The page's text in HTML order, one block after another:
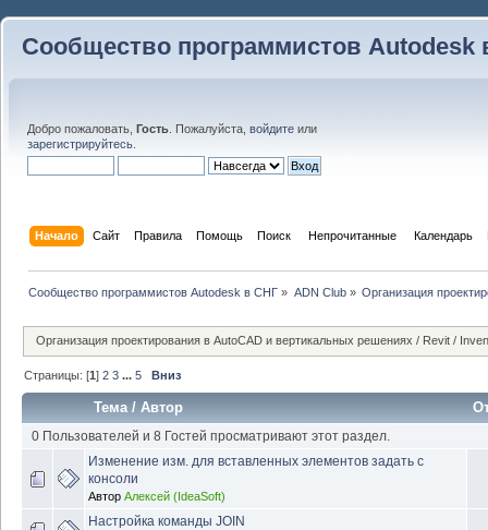
Сообщество программистов Autodesk
Добро пожаловать, Гость . Пожалуйста, войдите или
зарегистрируйтесь
Начало Сайт Правила Помощь Поиск Непрочитанные Календарь
Сообщество программистов Autodesk в СНГ » ADN Club» Организация
Организация проектирования в AutoCAD и вертикальных решениях / Revit /
Страницы: [1]2 3 ...5 Вниз
Тема /Автор
0 Пользователей и 8 Гостей просматривают этот раздел.
Изменение изм. для вставленных элементов задать с
консоли
Автор Алексей (IdeaSoft)
Настройка команды JOIN